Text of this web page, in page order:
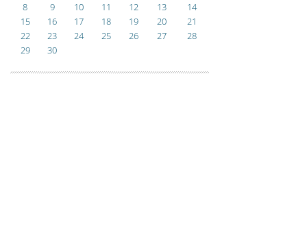
8
9 10 11 12 13
14
15
16 17 18 19 20
21
22
23 24 25 26 27
28
29
30